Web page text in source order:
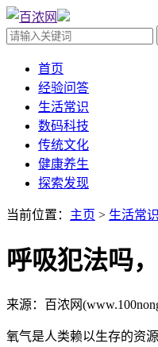
首页
经验问答
生活常识
数码科技
传统文化
健康养生
探索发现
当前位置： 主页 > 生活常识
呼吸犯法吗
来源：百浓网
氧气是人类赖以生存的资